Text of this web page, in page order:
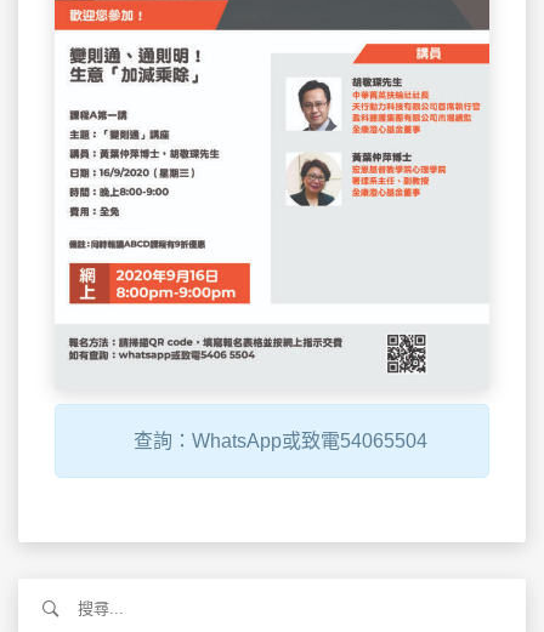
查詢：WhatsApp或致電54065504